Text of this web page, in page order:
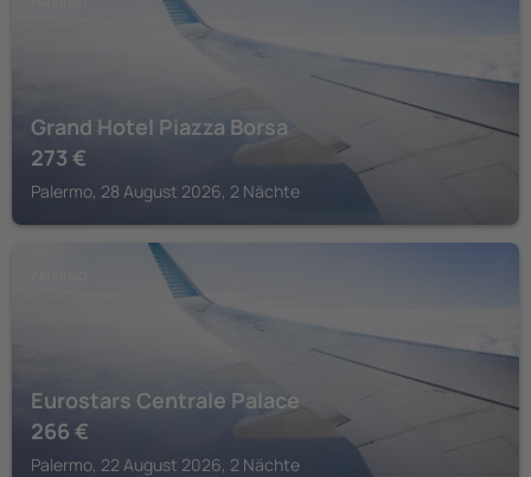
Grand Hotel Piazza Borsa
273 €
Palermo, 28 August 2026, 2 Nächte
Eurostars Centrale Palace
266 €
Palermo, 22 August 2026, 2 Nächte